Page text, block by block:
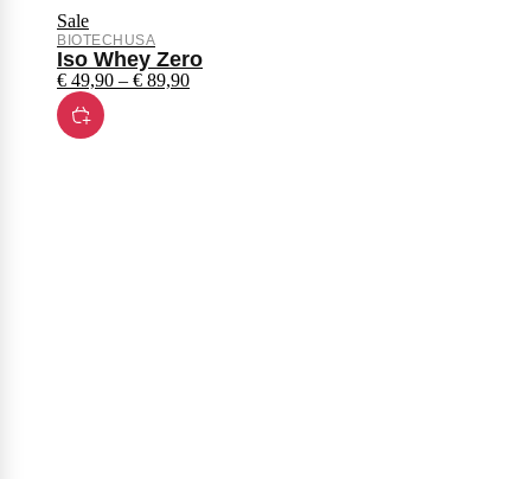
Sale
BIOTECHUSA
Iso Whey Zero
€ 49,90 – € 89,90